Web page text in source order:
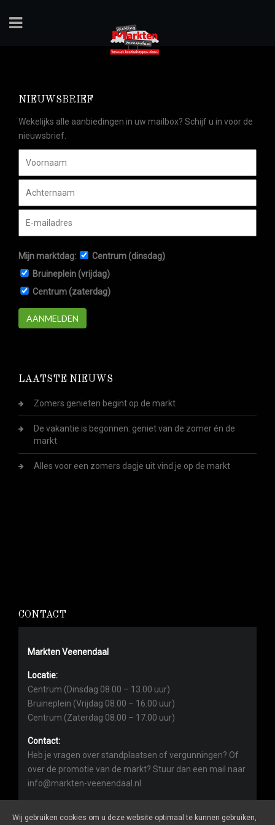
NIEUWSBRIEF
Wekelijks alle aanbiedingen in uw mailbox? Schijf u in voor de
nieuwsbrief.
Mijn marktdag:
Centrum (dinsdag)
Bruineplein (vrijdag)
Centrum (zaterdag)
AANMELDEN
LAATSTE NIEUWS
Zomers genieten begint op de markt
De vakantie is begonnen: geniet van de zomer én de
markt
Alles voor een zomers dagje uit vind je op de markt
CONTACT
Markten Veenendaal
Locatie:
Centrum (Dinsdag 08.00 – 13.00 uur)
Bruineplein (Vrijdag 08.00 – 16.00 uur)
Centrum (Zaterdag 08.00 – 17.00 uur)
Contact:
Heb je vragen over standplaatsen of vergunningen? Of
over de promotie van de markt? Stuur dan een mail naar
info@markten-veenendaal.nl
Wij gebruiken cookies om u deze website optimaal te kunnen gebruiken,